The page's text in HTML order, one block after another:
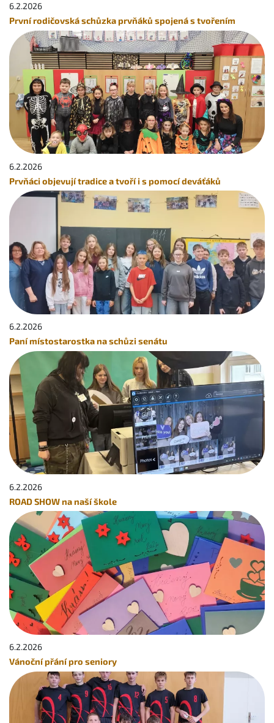
6.2.2026
První rodičovská schůzka prvňáků spojená s tvořením
6.2.2026
Prvňáci objevují tradice a tvoří i s pomocí deváťáků
6.2.2026
Paní místostarostka na schůzi senátu
6.2.2026
ROAD SHOW na naší škole
6.2.2026
Vánoční přání pro seniory